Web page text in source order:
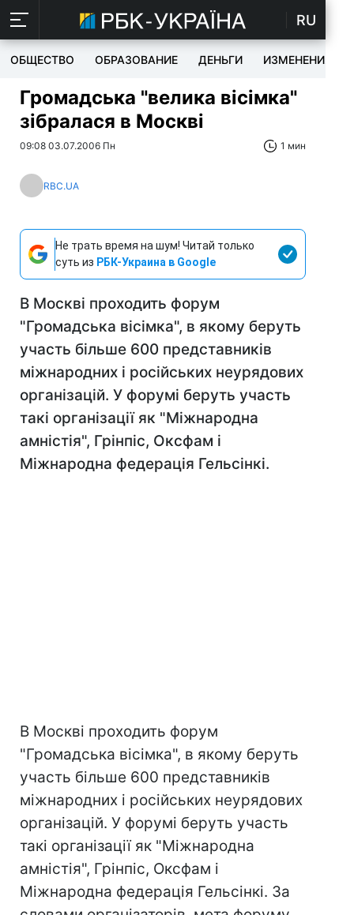
RU
ОБЩЕСТВО ОБРАЗОВАНИЕ ДЕНЬГИ ИЗМЕНЕНИЯ
Громадська "велика вісімка"
зібралася в Москві
09:08 03.07.2006 Пн 1 мин
RBC.UA
Не трать время на шум! Читай только
суть из РБК-Украина в Google
В Москві проходить форум
"Громадська вісімка", в якому беруть
участь більше 600 представників
міжнародних і російських неурядових
організацій. У форумі беруть участь
такі організації як "Міжнародна
амністія", Грінпіс, Оксфам і
Міжнародна федерація Гельсінкі.
В Москві проходить форум
"Громадська вісімка", в якому беруть
участь більше 600 представників
міжнародних і російських неурядових
організацій. У форумі беруть участь
такі організації як "Міжнародна
амністія", Грінпіс, Оксфам і
Міжнародна федерація Гельсінкі. За